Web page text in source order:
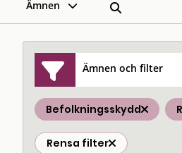
Ämnen
Ämnen och filter
Befolkningsskydd
Rensa filter